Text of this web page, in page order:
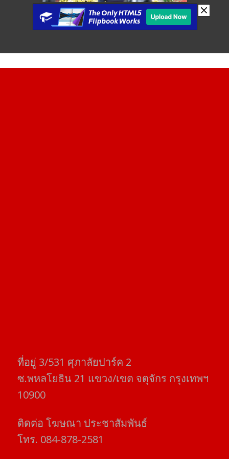
ที่อยู่​ 3/531​ ศุภาลัยปาร์ค​ 2
ซ.พหลโยธิน​ 21​ แขวง/เขต​ จตุจักร​ กรุงเทพฯ
10900
ติดต่อ​ โฆษณา​ ประชาสัมพันธ์
โทร​. 084-878-2581